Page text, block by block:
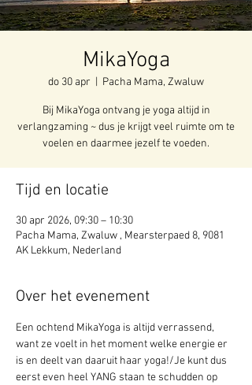
MikaYoga
do 30 apr Pacha Mama, Zwaluw
Bij MikaYoga ontvang je yoga altijd in
verlangzaming ~ dus je krijgt veel ruimte om te
voelen en daarmee jezelf te voeden.
Tijd en locatie
30 apr 2026, 09:30 – 10:30
Pacha Mama, Zwaluw , Mearsterpaed 8, 9081
AK Lekkum, Nederland
Over het evenement
Een ochtend MikaYoga is altijd verrassend,
want ze voelt in het moment welke energie er
is en deelt van daaruit haar yoga!/Je kunt dus
eerst even heel YANG staan te schudden op